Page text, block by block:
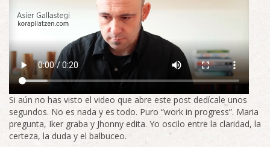
Si aún no has visto el video que abre este post dedícale unos
segundos. No es nada y es todo. Puro “work in progress”. Maria
pregunta, Iker graba y Jhonny edita. Yo oscilo entre la claridad, la
certeza, la duda y el balbuceo.